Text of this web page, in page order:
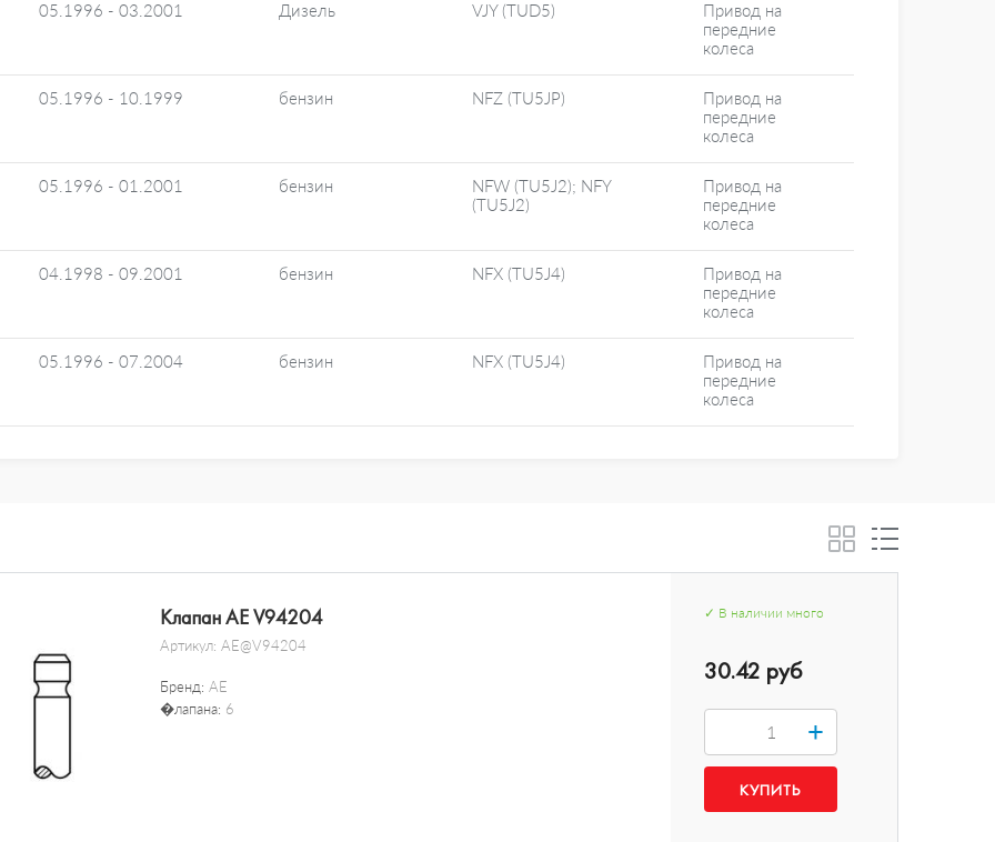
05.1996 - 03.2001 Дизель VJY (TUD5)
Привод на
передние
колеса
05.1996 - 10.1999 бензин NFZ (TU5JP)
Привод на
передние
колеса
05.1996 - 01.2001 бензин
NFW (TU5J2); NFY
(TU5J2)
Привод на
передние
колеса
04.1998 - 09.2001 бензин NFX (TU5J4)
Привод на
передние
колеса
05.1996 - 07.2004 бензин NFX (TU5J4)
Привод на
передние
колеса
Клапан AE V94204
Артикул: AE@V94204
Бренд: AE
�лапана: 6
✓ В наличии много
30.42 руб
+